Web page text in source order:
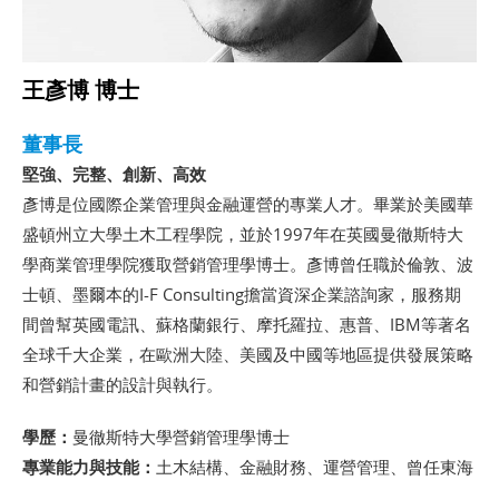
王彥博 博士
董事長
堅強、完整、創新、高效
彥博是位國際企業管理與金融運營的專業人才。畢業於美國華
盛頓州立大學土木工程學院，並於1997年在英國曼徹斯特大
學商業管理學院獲取營銷管理學博士。彥博曾任職於倫敦、波
士頓、墨爾本的I-F Consulting擔當資深企業諮詢家，服務期
間曾幫英國電訊、蘇格蘭銀行、摩托羅拉、惠普、IBM等著名
全球千大企業，在歐洲大陸、美國及中國等地區提供發展策略
和營銷計畫的設計與執行。
學歷： 曼徹斯特大學營銷管理學博士
專業能力與技能： 土木結構、金融財務、運營管理、曾任東海